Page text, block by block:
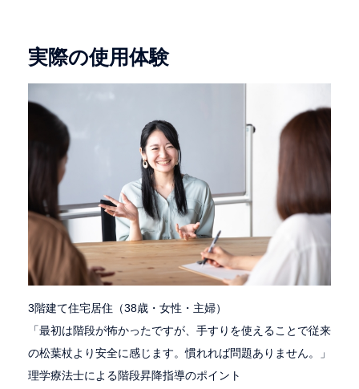
実際の使用体験
3階建て住宅居住（38歳・女性・主婦）
「最初は階段が怖かったですが、手すりを使えることで従来
の松葉杖より安全に感じます。慣れれば問題ありません。」
理学療法士による階段昇降指導のポイント